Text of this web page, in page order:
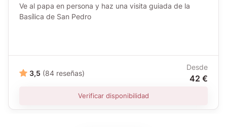
Ve al papa en persona y haz una visita guiada de la
Basílica de San Pedro
3,5 (84 reseñas)
Desde
42 €
Verificar disponibilidad